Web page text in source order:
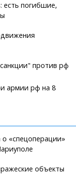
есть погибшие,
против рф
армии рф на 8
о «спецоперации»
объекты